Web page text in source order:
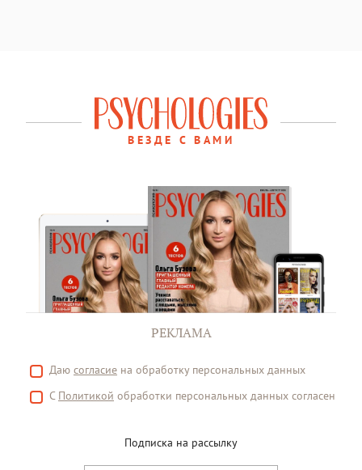
ВЕЗДЕ С ВАМИ
РЕКЛАМА
Даю согласие на обработку персональных данных
С Политикой обработки персональных данных согласен
Подписка на рассылку